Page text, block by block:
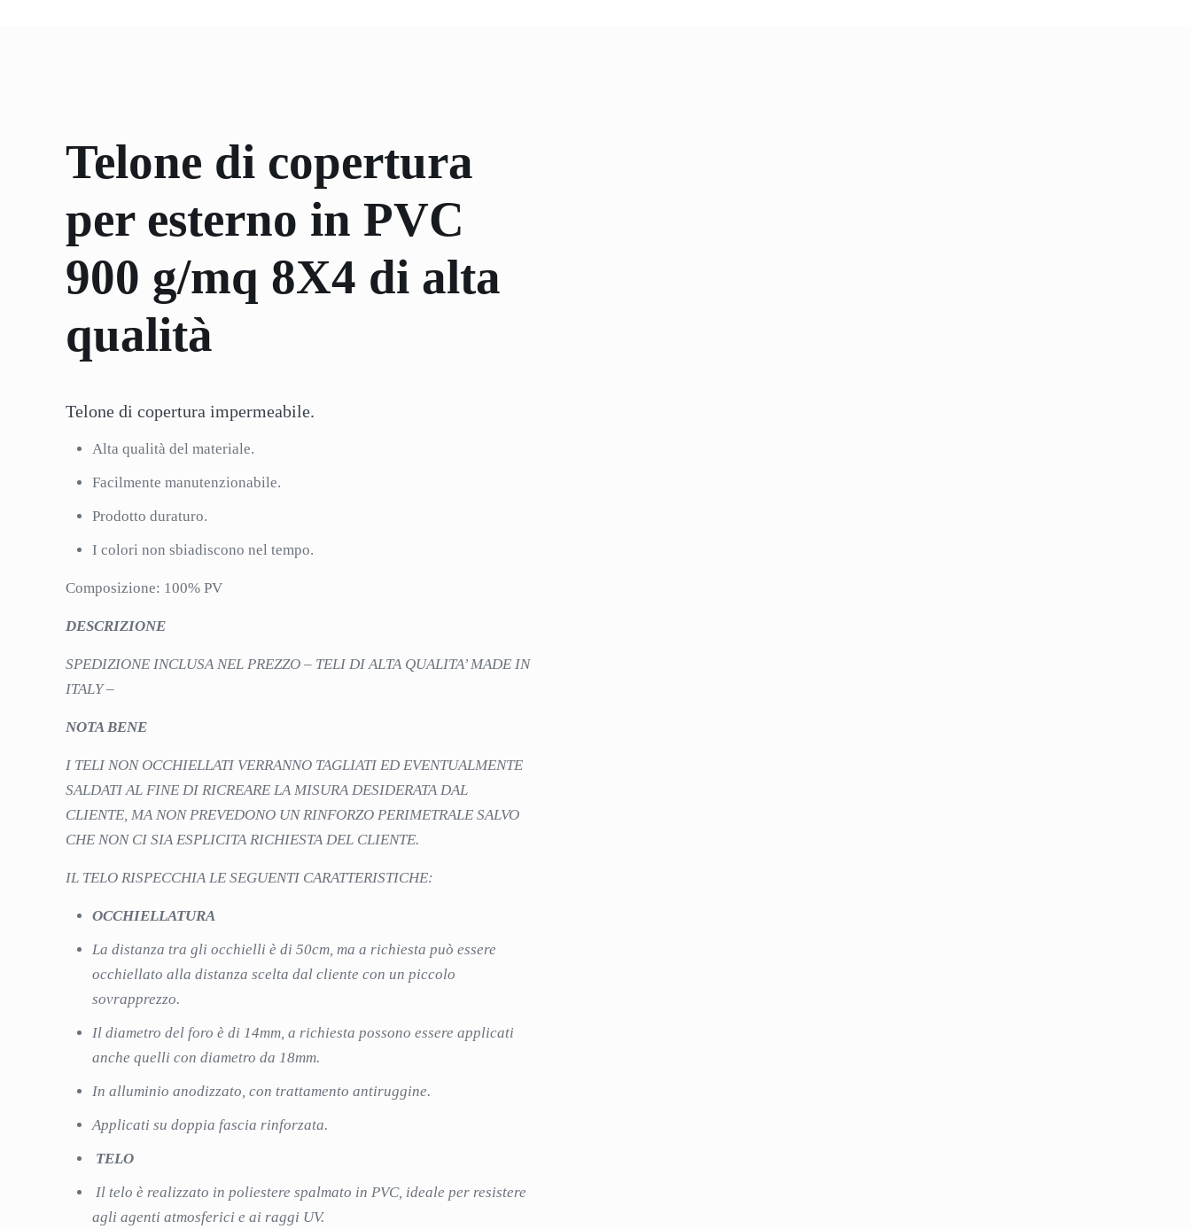
Telone di copertura
per esterno in PVC
900 g/mq 8X4 di alta
qualità
Telone di copertura impermeabile.
Alta qualità del materiale.
Facilmente manutenzionabile.
Prodotto duraturo.
I colori non sbiadiscono nel tempo.
Composizione: 100% PV
DESCRIZIONE
SPEDIZIONE INCLUSA NEL PREZZO – TELI DI ALTA QUALITA’ MADE IN
ITALY –
NOTA BENE
I TELI NON OCCHIELLATI VERRANNO TAGLIATI ED EVENTUALMENTE
SALDATI AL FINE DI RICREARE LA MISURA DESIDERATA DAL
CLIENTE, MA NON PREVEDONO UN RINFORZO PERIMETRALE SALVO
CHE NON CI SIA ESPLICITA RICHIESTA DEL CLIENTE.
IL TELO RISPECCHIA LE SEGUENTI CARATTERISTICHE:
OCCHIELLATURA
La distanza tra gli occhielli è di 50cm, ma a richiesta può essere
occhiellato alla distanza scelta dal cliente con un piccolo
sovrapprezzo.
Il diametro del foro è di 14mm, a richiesta possono essere applicati
anche quelli con diametro da 18mm.
In alluminio anodizzato, con trattamento antiruggine.
Applicati su doppia fascia rinforzata.
TELO
Il telo è realizzato in poliestere spalmato in PVC, ideale per resistere
agli agenti atmosferici e ai raggi UV.